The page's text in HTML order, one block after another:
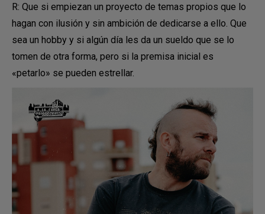
R: Que si empiezan un proyecto de temas propios que lo
hagan con ilusión y sin ambición de dedicarse a ello. Que
sea un hobby y si algún día les da un sueldo que se lo
tomen de otra forma, pero si la premisa inicial es
«petarlo» se pueden estrellar.